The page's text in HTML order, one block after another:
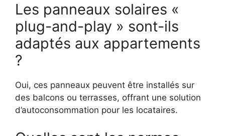
Les panneaux solaires «
plug-and-play » sont-ils
adaptés aux appartements
?
Oui, ces panneaux peuvent être installés sur
des balcons ou terrasses, offrant une solution
d’autoconsommation pour les locataires.